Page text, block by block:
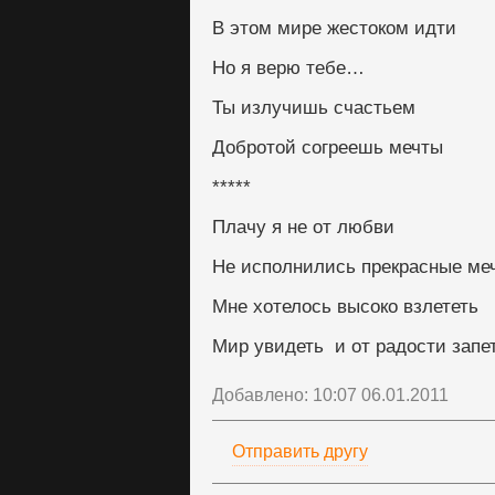
В этом мире жестоком идти
Но я верю тебе…
Ты излучишь счастьем
Добротой согреешь мечты
*****
Плачу я не от любви
Не исполнились прекрасные
Мне хотелось высоко взлететь
Мир увидеть  и от радости
Добавлено: 10:07 06.01.2011
Отправить другу